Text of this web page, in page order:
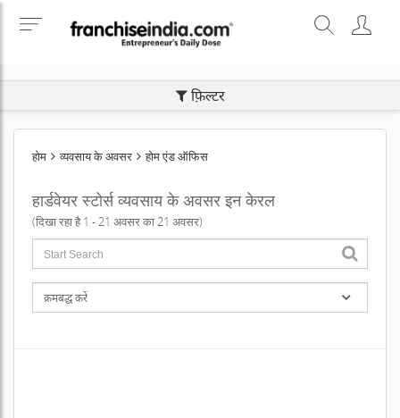
फ़िल्टर
होम व्यवसाय के अवसर होम एंड ऑफिस
हार्डवेयर स्टोर्स व्यवसाय के अवसर इन केरल
(दिखा रहा है 1 - 21 अवसर का 21 अवसर)